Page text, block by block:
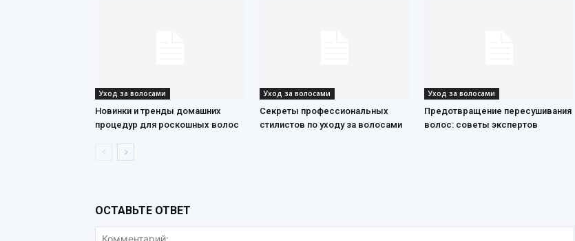
Уход за волосами
Новинки и тренды домашних
процедур для роскошных волос
Уход за волосами
Секреты профессиональных
стилистов по уходу за волосами
Уход за волосами
Предотвращение пересушивания
волос: советы экспертов
ОСТАВЬТЕ ОТВЕТ